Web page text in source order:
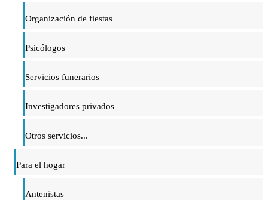
Organización de fiestas
Psicólogos
Servicios funerarios
Investigadores privados
Otros servicios...
Para el hogar
Antenistas